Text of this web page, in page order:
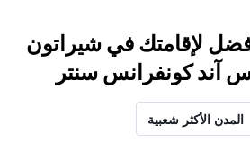
لإقامتك في شيراتون
آند كونفرانس سنتر
المدن الأكثر شعبية